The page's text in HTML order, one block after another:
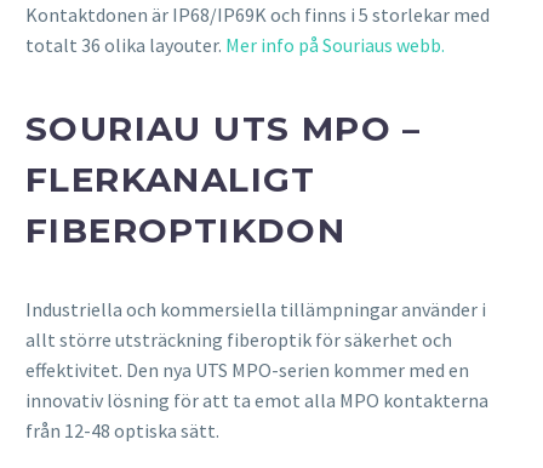
Kontaktdonen är IP68/IP69K och finns i 5 storlekar med
totalt 36 olika layouter. Mer info på Souriaus webb.
SOURIAU UTS MPO –
FLERKANALIGT
FIBEROPTIKDON
Industriella och kommersiella tillämpningar använder i
allt större utsträckning fiberoptik för säkerhet och
effektivitet. Den nya UTS MPO-serien kommer med en
innovativ lösning för att ta emot alla MPO kontakterna
från 12-48 optiska sätt.